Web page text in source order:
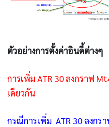
ตัวอย่างการตั้งค่าอินดี้ต่างๆ
การเพิ่ม ATR 30 ลงกราฟ
เดียวกัน
กรณีการเพิ่ม ATR 30 ลงกร